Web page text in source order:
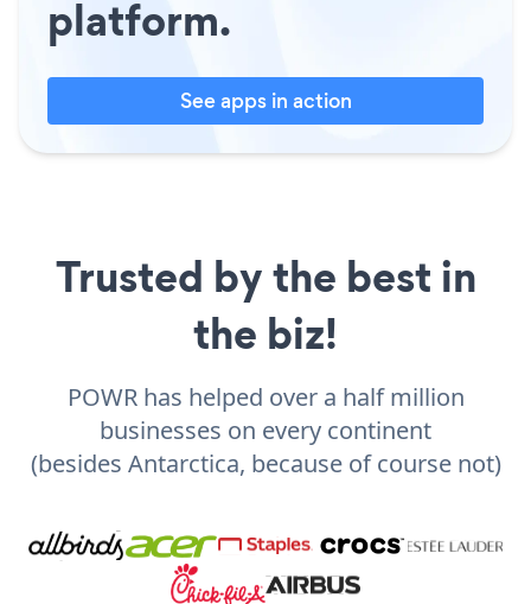
platform.
See apps in action
Trusted by the best in
the biz!
POWR has helped over a half million
businesses on every continent
(besides Antarctica, because of course not)